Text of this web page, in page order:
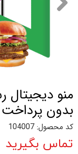
منو دیجیتال
بدون پرداخت
کد محصول: 104007
تماس بگیرید